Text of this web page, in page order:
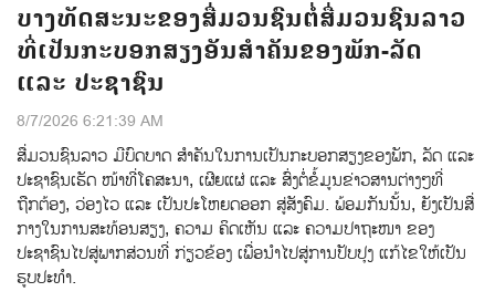
ບາງທັດສະນະຂອງສື່ມວນຊົນຕໍ່ສື່ມວນຊົນລາວ
ທີ່ເປັນກະບອກສຽງອັນສຳຄັນຂອງພັກ-ລັດ
ແລະ ປະຊາຊົນ
8/7/2026 6:21:39 AM
ສື່ມວນຊົນລາວ ມີບົດບາດ ສຳຄັນໃນການເປັນກະບອກສຽງຂອງພັກ, ລັດ ແລະ
ປະຊາຊົນເຮັດ ໜ້າທີ່ໂຄສະນາ, ເຜີຍແຜ່ ແລະ ສົ່ງຕໍ່ຂໍ້ມູນຂ່າວສານຕ່າງໆທີ່
ຖືກຕ້ອງ, ວ່ອງໄວ ແລະ ເປັນປະໂຫຍດອອກ ສູ່ສັງຄົມ. ພ້ອມກັນນັ້ນ, ຍັງເປັນສື່
ກາງໃນການສະທ້ອນສຽງ, ຄວາມ ຄິດເຫັນ ແລະ ຄວາມປາຖະໜາ ຂອງ
ປະຊາຊົນໄປສູ່ພາກສ່ວນທີ່ ກ່ຽວຂ້ອງ ເພື່ອນຳໄປສູ່ການປັບປຸງ ແກ້ໄຂໃຫ້ເປັນ
ຮູບປະທຳ.